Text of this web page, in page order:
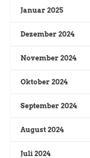
Januar 2025
Dezember 2024
November 2024
Oktober 2024
September 2024
August 2024
Juli 2024